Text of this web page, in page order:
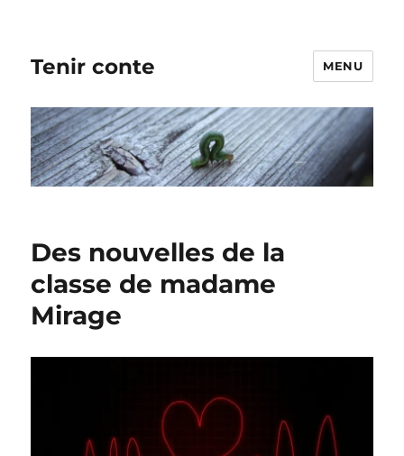
Tenir conte MENU
Des nouvelles de la
classe de madame
Mirage